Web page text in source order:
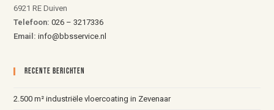
6921 RE Duiven
Telefoon:026 – 3217336
Email: info@bbsservice.nl
Recente Berichten
2.500 m² industriële vloercoating in Zevenaar